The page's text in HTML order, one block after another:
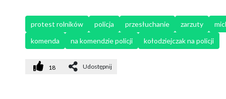
protest rolników policja przesłuchanie zarzuty
komenda
na komendzie policji kołodziejczak na policji
18 Udostępnij